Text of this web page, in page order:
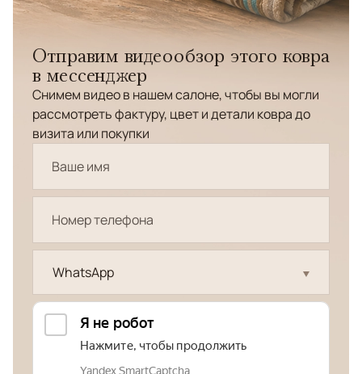
Отправим видеообзор этого ковра
в мессенджер
Снимем видео в нашем салоне, чтобы вы могли
рассмотреть фактуру, цвет и детали ковра до
визита или покупки
WhatsApp